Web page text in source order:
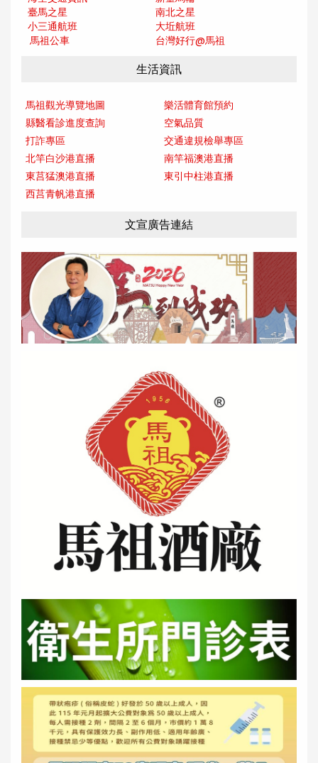
臺馬之星
南北之星
小三通航班
大坵航班
馬祖公車
台灣好行@馬祖
生活資訊
馬祖觀光導覽地圖
樂活體育館預約
縣醫看診進度查詢
空氣品質
打詐專區
交通違規檢舉專區
北竿白沙港直播
南竿福澳港直播
東莒猛澳港直播
東引中柱港直播
西莒青帆港直播
文宣廣告連結